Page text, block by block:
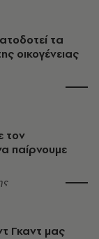
τα
οικογένειας
τον
παίρνουμε
Γκαντ μας